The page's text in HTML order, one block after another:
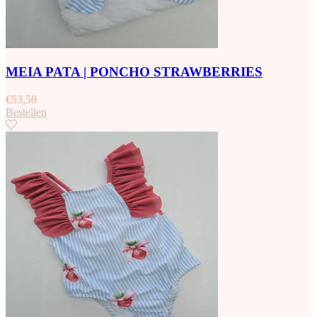
MEIA PATA | PONCHO STRAWBERRIES
€53,50
Bestellen